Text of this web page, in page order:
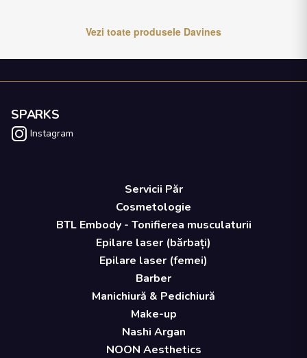
Vezi toate produsele Davines
SPARKS
Instagram
Servicii Păr
Cosmetologie
BTL Embody - Tonifierea musculaturii
Epilare laser (bărbați)
Epilare laser (femei)
Barber
Manichiură & Pedichiură
Make-up
Nashi Argan
NOON Aesthetics